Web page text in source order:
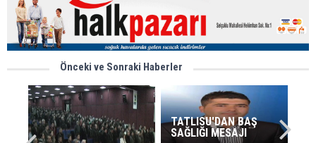
Önceki ve Sonraki Haberler
TATLISU'DAN BAŞ
SAĞLIĞI MESAJI